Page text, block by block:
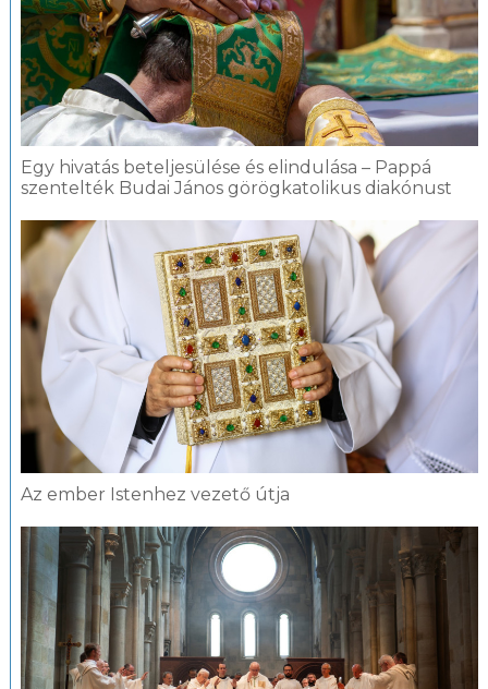
Egy hivatás beteljesülése és elindulása – Pappá
szentelték Budai János görögkatolikus diakónust
Az ember Istenhez vezető útja